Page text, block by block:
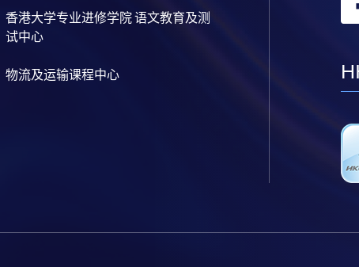
香港大学专业进修学院 语文教育及测
试中心
物流及运输课程中心